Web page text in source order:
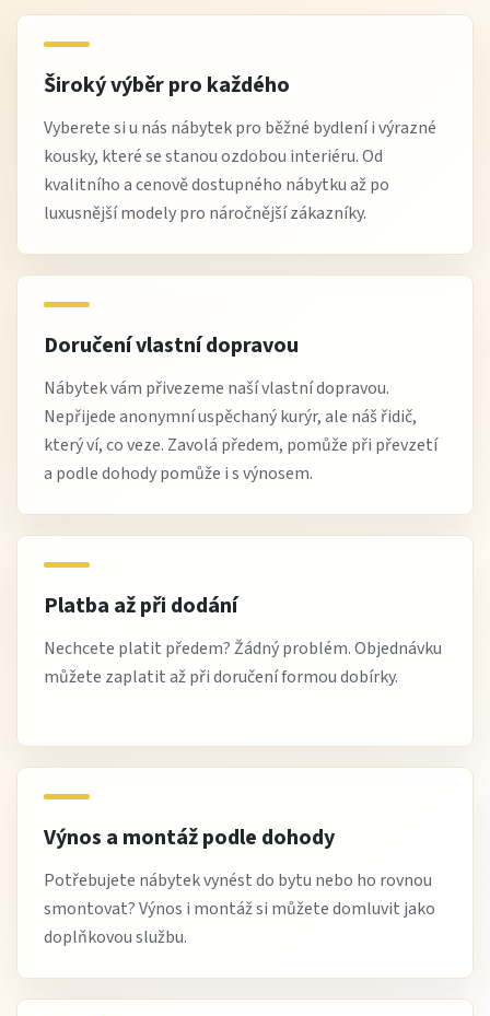
Široký výběr pro každého
Vyberete si u nás nábytek pro běžné bydlení i výrazné
kousky, které se stanou ozdobou interiéru. Od
kvalitního a cenově dostupného nábytku až po
luxusnější modely pro náročnější zákazníky.
Doručení vlastní dopravou
Nábytek vám přivezeme naší vlastní dopravou.
Nepřijede anonymní uspěchaný kurýr, ale náš řidič,
který ví, co veze. Zavolá předem, pomůže při převzetí
a podle dohody pomůže i s výnosem.
Platba až při dodání
Nechcete platit předem? Žádný problém. Objednávku
můžete zaplatit až při doručení formou dobírky.
Výnos a montáž podle dohody
Potřebujete nábytek vynést do bytu nebo ho rovnou
smontovat? Výnos i montáž si můžete domluvit jako
doplňkovou službu.